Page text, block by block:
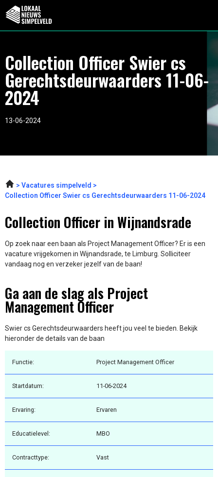
Collection Officer Swier cs
Gerechtsdeurwaarders 11-06-
2024
13-06-2024
Vacatures simpelveld
Collection Officer Swier cs Gerechtsdeurwaarders 11-06-2024
Collection Officer in Wijnandsrade
Op zoek naar een baan als Project Management Officer? Er is een
vacature vrijgekomen in Wijnandsrade, te Limburg. Solliciteer
vandaag nog en verzeker jezelf van de baan!
Ga aan de slag als Project
Management Officer
Swier cs Gerechtsdeurwaarders heeft jou veel te bieden. Bekijk
hieronder de details van de baan
Functie: Project Management Officer
Startdatum: 11-06-2024
Ervaring: Ervaren
Educatielevel: MBO
Contracttype: Vast